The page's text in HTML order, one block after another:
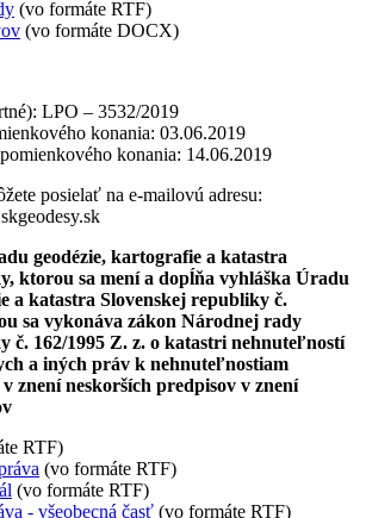
(vo formáte RTF)
(vo formáte DOCX)
LPO – 3532/2019
konania: 03.06.2019
konania: 14.06.2019
posielať na e-mailovú adresu:
geodézie, kartografie a katastra
ktorou sa mení a dopĺňa vyhláška Úradu
a katastra Slovenskej republiky č.
sa vykonáva zákon Národnej rady
č. 162/1995 Z. z. o katastri nehnuteľností
a iných práv k nehnuteľnostiam
znení neskorších predpisov v znení
RTF)
(vo formáte RTF)
(vo formáte RTF)
- všeobecná časť (vo formáte RTF)